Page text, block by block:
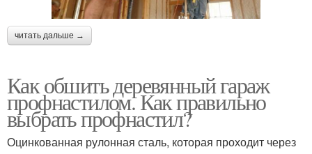
читать дальше →
Как обшить деревянный гараж
профнастилом. Как правильно
выбрать профнастил?
Оцинкованная рулонная сталь, которая проходит через